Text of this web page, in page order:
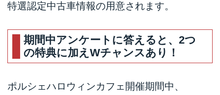
特選認定中古車情報の用意されます。
期間中アンケートに答えると、2つ
の特典に加えWチャンスあり！
ポルシェハロウィンカフェ開催期間中、